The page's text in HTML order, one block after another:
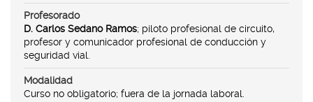
Profesorado
D. Carlos Sedano Ramos; piloto profesional de circuito,
profesor y comunicador profesional de conducción y
seguridad vial.
Modalidad
Curso no obligatorio; fuera de la jornada laboral.